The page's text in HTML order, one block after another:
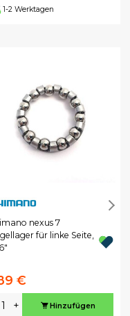
1-2 Werktagen
nexus 7
für linke Seite,
€
+ Hinzufügen